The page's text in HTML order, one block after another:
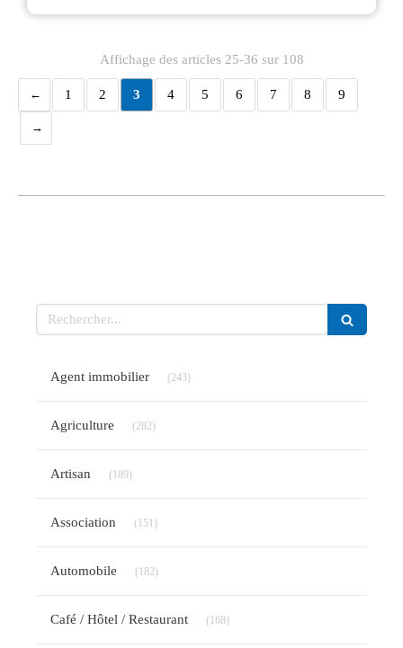
Affichage des articles 25-36 sur 108
1 2 3 4 5 6 7 8 9
Rechercher
Agent immobilier (243)
Agriculture (282)
Artisan (189)
Association (151)
Automobile (182)
Café / Hôtel / Restaurant (168)